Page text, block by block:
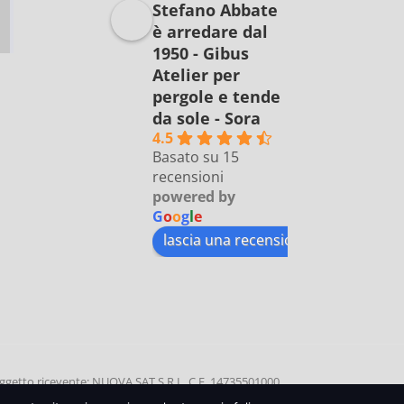
Stefano Abbate
è arredare dal
1950 - Gibus
Atelier per
pergole e tende
da sole - Sora
4.5
Basato su 15
recensioni
powered by
Google
lascia una recensione su
ricevente: NUOVA SAT S.R.L, C.F. 14735501000